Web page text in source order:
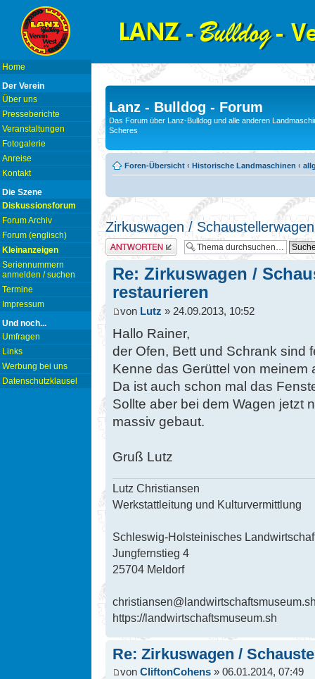
Home
Der Verein
Über uns
Presseberichte
Veranstaltungen
Fotogalerie
Anreise
Kontakt
Die Szene
Diskussionsforum
Forum Archiv
Forum (englisch)
Kleinanzeigen
Seriennummern
anmelden / suchen
Termine
Impressum
Und noch...
Umfragen
Links
Werbung bei uns
Datenschutzklausel
Lanz - Bulldog - Forum
Das Forum über Lanz-Bulldog und alle anderen
Scheres
Foren-Übersicht ‹ Historische Landmaschinen ‹
Zirkuswagen /
Antwort erstellen
Re: Zirkuswagen /
restaurieren
von Lutz » 24.09.2013, 10:52
Hallo Rainer,
der Ofen, Bett und Schrank sind
Kenne das Gerüttel von meinem
Da ist auch schon mal das
Sollte aber bei dem Wagen jetzt
massiv gebaut.
Gruß Lutz
Lutz Christiansen
Werkstattleitung und Kulturvermittlung
Schleswig-Holsteinisches
Jungfernstieg 4
25704 Meldorf
https://landwirtschaftsmuseum.sh
Re: Zirkuswagen /
von CliftonCohens » 06.01.2014, 07:49